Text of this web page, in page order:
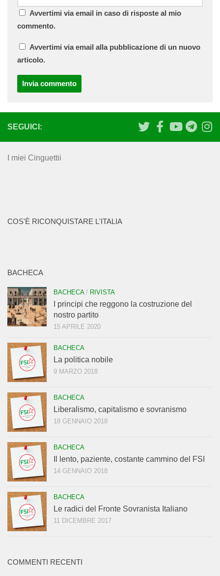
Avvertimi via email in caso di risposte al mio
commento.
Avvertimi via email alla pubblicazione di un nuovo
articolo.
SEGUICI:
I miei Cinguettii
COS'È RICONQUISTARE L'ITALIA
BACHECA
BACHECA/ RIVISTA
I principi che reggono la costruzione del
nostro partito
15 APRILE 2020
BACHECA
La politica nobile
9 MARZO 2018
BACHECA
Liberalismo, capitalismo e sovranismo
18 GENNAIO 2018
BACHECA
Il lento, paziente, costante cammino del FSI
14 GENNAIO 2018
BACHECA
Le radici del Fronte Sovranista Italiano
11 DICEMBRE 2017
COMMENTI RECENTI